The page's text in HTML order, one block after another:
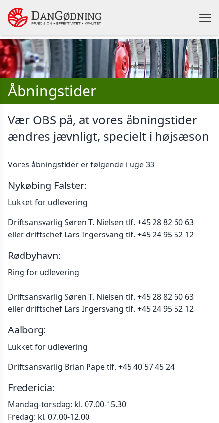
Åbningstider
Vær OBS på, at vores åbningstider
ændres jævnligt, specielt i højsæson
Vores åbningstider er følgende i uge 33
Nykøbing Falster:
Lukket for udlevering
Driftsansvarlig Søren T. Nielsen tlf. +45 28 82 60 63
eller driftschef Lars Ingersvang tlf. +45 24 95 52 12
Rødbyhavn:
Ring for udlevering
Driftsansvarlig Søren T. Nielsen tlf. +45 28 82 60 63
eller driftschef Lars Ingersvang tlf. +45 24 95 52 12
Aalborg:
Lukket for udlevering
Driftsansvarlig Brian Pape tlf. +45 40 57 45 24
Fredericia:
Mandag-torsdag: kl. 07.00-15.30
Fredag: kl. 07.00-12.00